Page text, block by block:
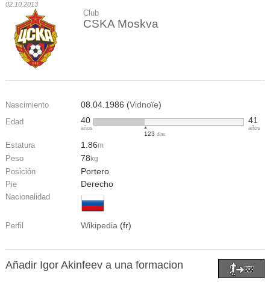
02.10.2013
Club
CSKA Moskva
Nascimiento 08.04.1986 (Vidnoïe)
Edad 40
años
123 días
41
años
Estatura 1.86m
Peso 78 kg
Posición Portero
Pie Derecho
Nacionalidad
Perfil Wikipedia (fr)
Añadir Igor Akinfeev a una formacion